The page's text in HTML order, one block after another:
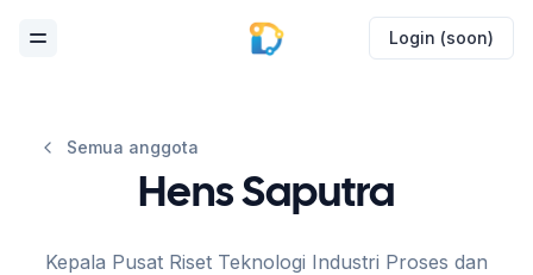
Toggle Menu Login (soon)
Semua anggota
Hens Saputra
Kepala Pusat Riset Teknologi Industri Proses dan